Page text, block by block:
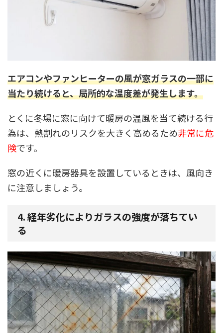
エアコンやファンヒーターの風が窓ガラスの一部に
当たり続けると、局所的な温度差が発生します。
とくに冬場に窓に向けて暖房の温風を当て続ける行
為は、熱割れのリスクを大きく高めるため非常に危
険です。
窓の近くに暖房器具を設置しているときは、風向き
に注意しましょう。
4.経年劣化によりガラスの強度が落ちてい
る